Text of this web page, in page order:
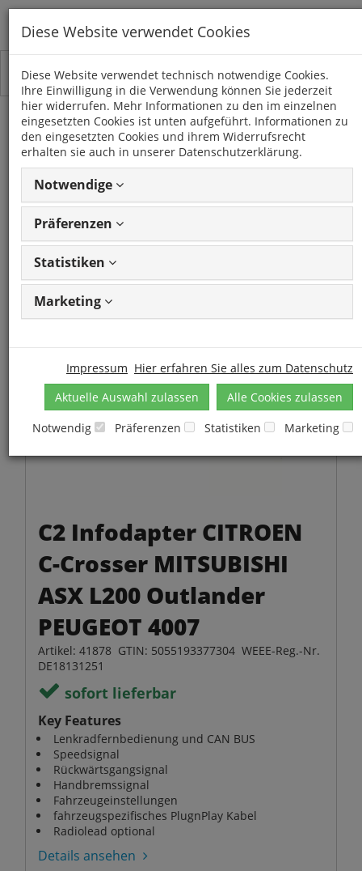
Toggle
navigation
Kategorien
INFODAPTER
30 Artikel
Artikel1 - 24 von 30
Artikeln
Ansicht
C2 Infodapter CITROEN
C-Crosser MITSUBISHI
ASX L200 Outlander
PEUGEOT 4007
Artikel: 41878 GTIN: 5055193377304 WEEE-Reg.-Nr.
DE18131251
sofort lieferbar
Key Features
Lenkradfernbedienung und CAN BUS
Speedsignal
Rückwärtsgangsignal
Handbremssignal
Fahrzeugeinstellungen
fahrzeugspezifisches PlugnPlay Kabel
Radiolead optional
Details ansehen
Diese Website verwendet Cookies
Diese Website verwendet technisch notwendige Cookies.
Ihre Einwilligung in die Verwendung können Sie jederzeit
hier widerrufen. Mehr Informationen zu den im einzelnen
eingesetzten Cookies ist unten aufgeführt. Informationen zu
den eingesetzten Cookies und ihrem Widerrufsrecht
erhalten sie auch in unserer Datenschutzerklärung.
Notwendige
Präferenzen
Statistiken
Marketing
Impressum Hier erfahren Sie alles zum Datenschutz
Aktuelle Auswahl zulassen
Alle Cookies zulassen
Notwendig
Präferenzen Statistiken Marketing